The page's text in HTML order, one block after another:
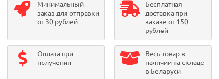
Минимальный
заказ для отправки
от 30 рублей
Бесплатная
доставка при
заказе от 150
рублей
Оплата при
получении
Весь товар в
наличии на складе
в Беларуси